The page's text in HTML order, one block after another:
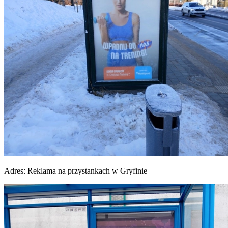
Adres: Reklama na przystankach w Gryfinie